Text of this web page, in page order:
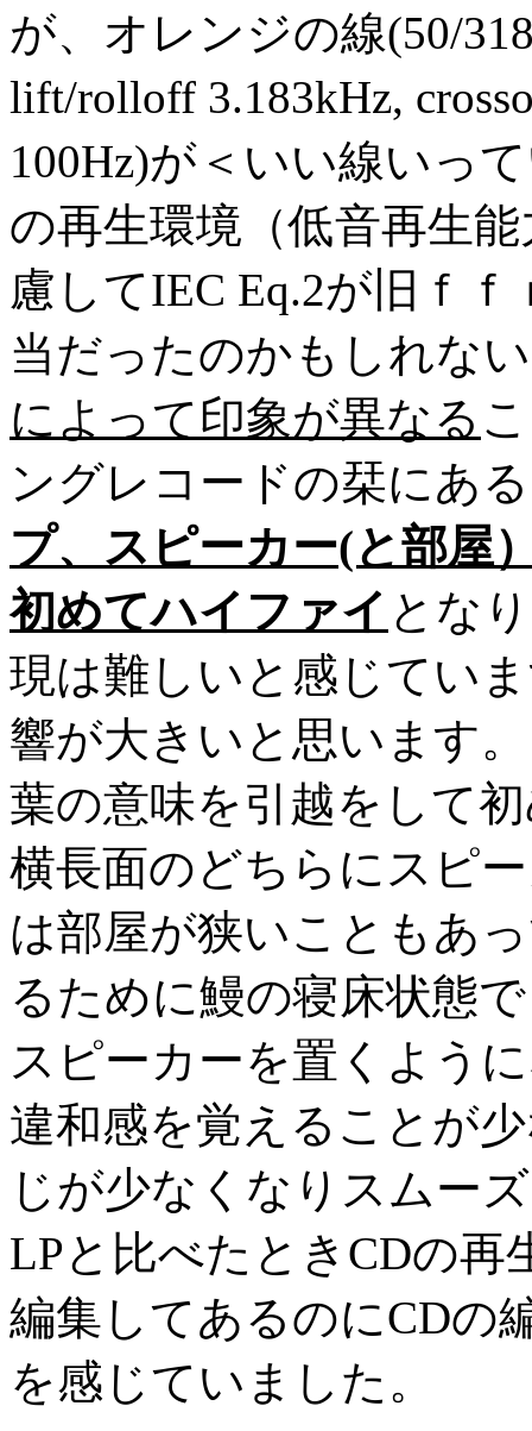
が、オレンジの線(50/
lift/rolloff 3.183kHz,
100Hz)が＜いい線いっ
の再生環境（低音再生
慮してIEC Eq.2が旧ｆ
当だったのかもしれな
によって印象が異なる
ングレコードの栞にあ
プ、スピーカー(と部屋
初めてハイファイ とな
現は難しいと感じてい
響が大きいと思います
葉の意味を引越をして
横長面のどちらにスピ
は部屋が狭いこともあ
るために鰻の寝床状態
スピーカーを置くよう
違和感を覚えることが
じが少なくなりスムー
LPと比べたときCDの再
編集してあるのにCDの
を感じていました。